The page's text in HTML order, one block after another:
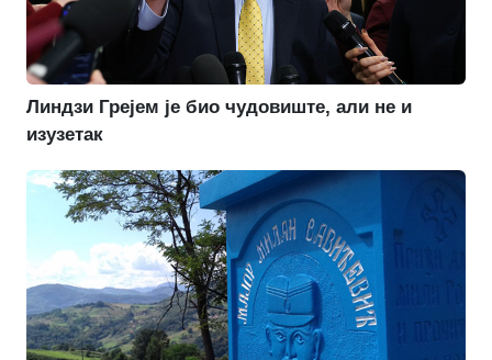
Линдзи Грејем је био чудовиште, али не и
изузетак